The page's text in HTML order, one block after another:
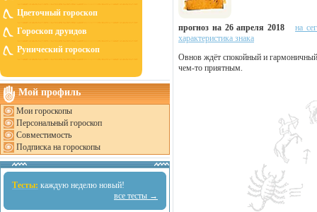
Цветочный гороскоп
Гороскоп друидов
Рунический гороскоп
Мой профиль
Мои гороскопы
Персональный гороскоп
Совместимость
Подписка на гороскопы
Тесты: каждую неделю новый!
все тесты →
прогноз на 26 апреля 2018
на
характеристика знака
Овнов ждёт спокойный и гармоничный
чем-то приятным.